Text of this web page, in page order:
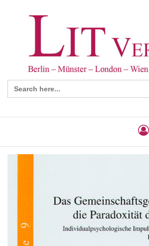
Search
for: